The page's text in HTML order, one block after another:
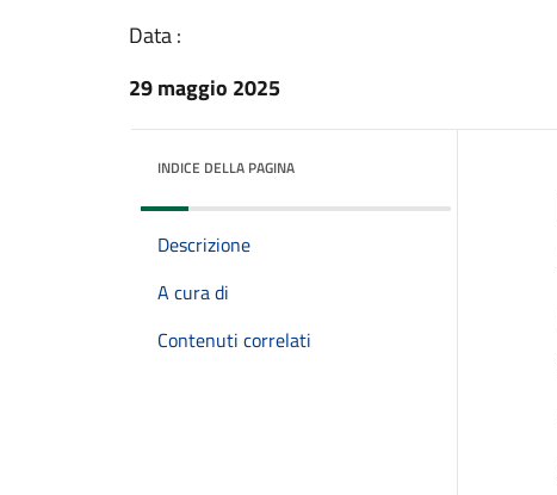
Data :
29 maggio 2025
INDICE DELLA PAGINA
Descrizione
A cura di
Contenuti correlati